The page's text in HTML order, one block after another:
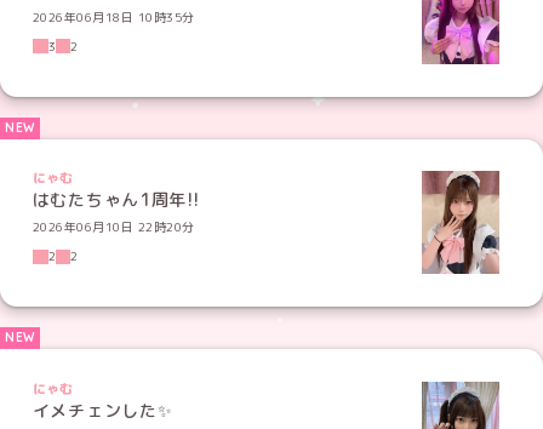
2026年06月18日 10時35分
3
2
にゃむ
はむたちゃん1周年!!
2026年06月10日 22時20分
2
2
にゃむ
イメチェンした✨